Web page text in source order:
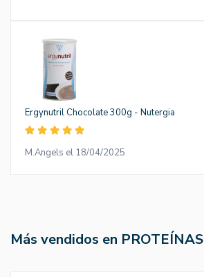
Ergynutril Chocolate 300g - Nutergia
M.Angels el 18/04/2025
Más vendidos en PROTEÍNAS